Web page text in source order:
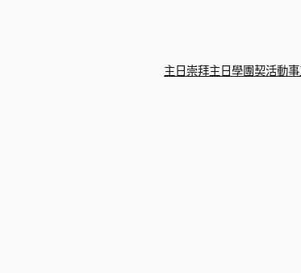
主日崇拜主日學團契活動